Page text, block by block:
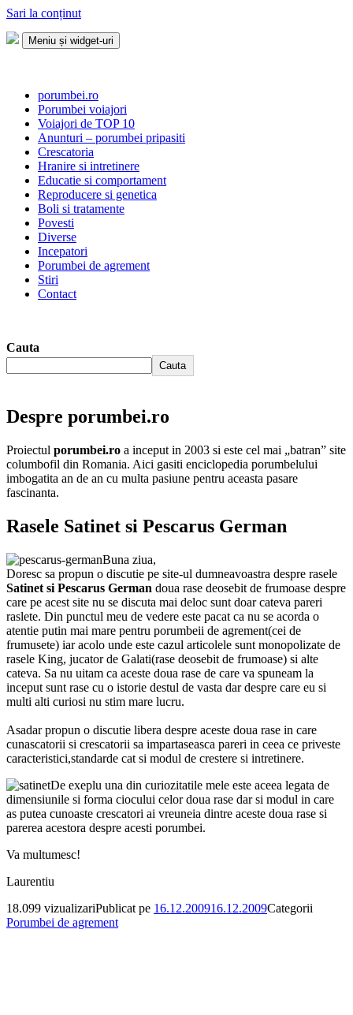
Sari la conținut
Meniu și widget-uri
porumbei.ro
Porumbei voiajori
Voiajori de TOP 10
Anunturi – porumbei pripasiti
Crescatoria
Hranire si intretinere
Educatie si comportament
Reproducere si genetica
Boli si tratamente
Povesti
Diverse
Incepatori
Porumbei de agrement
Stiri
Contact
Cauta
Cauta
Despre porumbei.ro
Proiectul porumbei.ro a inceput in 2003 si este cel mai „batran” site
columbofil din Romania. Aici gasiti enciclopedia porumbelului
imbogatita an de an cu multa pasiune pentru aceasta pasare
fascinanta.
Rasele Satinet si Pescarus German
Buna ziua,
Doresc sa propun o discutie pe site-ul dumneavoastra despre rasele
Satinet si Pescarus German doua rase deosebit de frumoase despre
care pe acest site nu se discuta mai deloc sunt doar cateva pareri
raslete. Din punctul meu de vedere este pacat ca nu se acorda o
atentie putin mai mare pentru porumbeii de agrement(cei de
frumusete) iar acolo unde este cazul articolele sunt monopolizate de
rasele King, jucator de Galati(rase deosebit de frumoase) si alte
cateva. Sa nu uitam ca aceste doua rase de care va spuneam la
inceput sunt rase cu o istorie destul de vasta dar despre care eu si
multi alti curiosi nu stim mare lucru.
Asadar propun o discutie libera despre aceste doua rase in care
cunascatorii si crescatorii sa impartaseasca pareri in ceea ce priveste
caracteristici,standarde cat si modul de crestere si intretinere.
De exeplu una din curiozitatile mele este aceea legata de
dimensiunile si forma ciocului celor doua rase dar si modul in care
as putea cunoaste crescatori ai vreuneia dintre aceste doua rase si
parerea acestora despre acesti porumbei.
Va multumesc!
Laurentiu
18.099 vizualizariPublicat pe 16.12.200916.12.2009Categorii
Porumbei de agrement